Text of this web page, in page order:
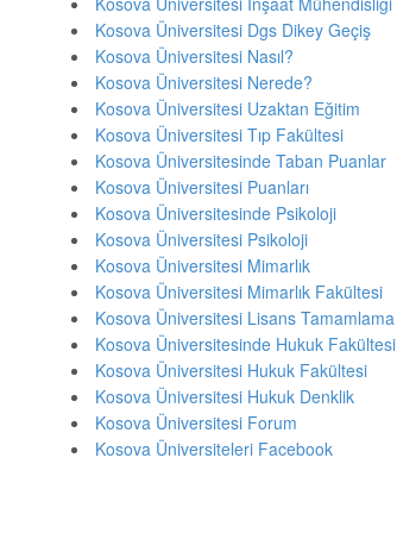
Kosova Üniversitesi Dgs Dikey Geçiş
Kosova Üniversitesi Nasıl?
Kosova Üniversitesi Nerede?
Kosova Üniversitesi Uzaktan Eğitim
Kosova Üniversitesi Tıp Fakültesi
Kosova Üniversitesinde Taban Puanlar
Kosova Üniversitesi Puanları
Kosova Üniversitesinde Psikoloji
Kosova Üniversitesi Psikoloji
Kosova Üniversitesi Mimarlık
Kosova Üniversitesi Mimarlık Fakültesi
Kosova Üniversitesi Lisans Tamamlama
Kosova Üniversitesinde Hukuk Fakültesi
Kosova Üniversitesi Hukuk Fakültesi
Kosova Üniversitesi Hukuk Denklik
Kosova Üniversitesi Forum
Kosova Üniversiteleri Facebook